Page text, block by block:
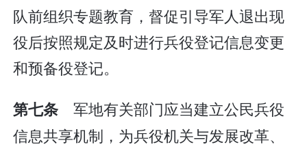
队前组织专题教育，督促引导军人退出现
役后按照规定及时进行兵役登记信息变更
和预备役登记。
第七条军地有关部门应当建立公民兵役
信息共享机制，为兵役机关与发展改革、